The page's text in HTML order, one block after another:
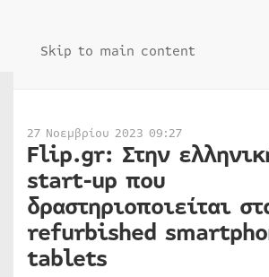
Skip to main content
27 Νοεμβρίου 2023 09:27
Flip.gr: Στην
start-up που
δραστηριοποιείται
refurbished
tablets